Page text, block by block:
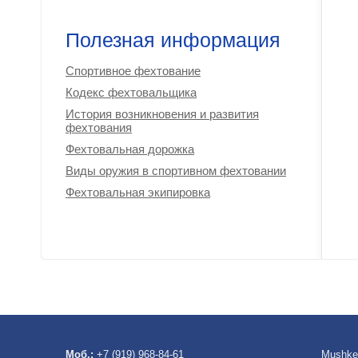
Полезная информация
Спортивное фехтование
Кодекс фехтовальщика
История возникновения и развития
фехтования
Фехтовальная дорожка
Виды оружия в спортивном фехтовании
Фехтовальная экипировка
Моб.: +7 (919) 968-84-61